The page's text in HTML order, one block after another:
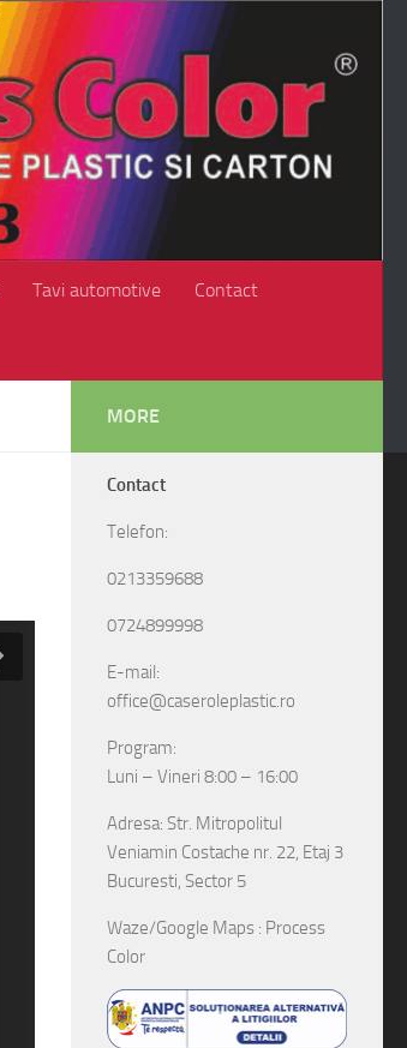
Tavi automotive Contact
MORE
Contact
Telefon:
0213359688
0724899998
E-mail:
office@caseroleplastic.ro
Program:
Luni – Vineri 8:00 – 16:00
Adresa: Str. Mitropolitul
Veniamin Costache nr. 22, Etaj 3
Bucuresti, Sector 5
Waze/Google Maps : Process
Color